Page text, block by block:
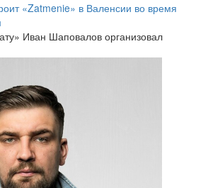
«Zatmenie» в Валенсии во время
Иван Шаповалов организовал